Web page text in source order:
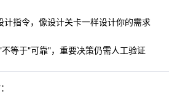
计指令，像设计关卡一样设计你的需求
等于"可靠"，重要决策仍需人工验证